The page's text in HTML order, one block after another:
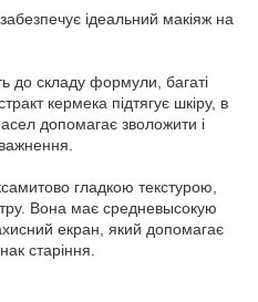
ідеальний макіяж на
до складу формули, багаті
кермека підтягує шкіру, в
допомагає зволожити і
гладкою текстурою,
Вона має средневысокую
екран, який допомагає
старіння.